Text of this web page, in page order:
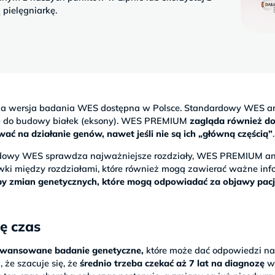
wersja badania WES dostępna w Polsce. Standardowy WES
budowy białek (eksony). WES PREMIUM zagląda również
na działanie genów, nawet jeśli nie są ich „główną częścią”.
WES sprawdza najważniejsze rozdziały, WES PREMIUM
między rozdziałami, które również mogą zawierać ważne
zmian genetycznych, które mogą odpowiadać za objawy
czas
badanie genetyczne, które może dać odpowiedzi na
że szacuje się, żeśrednio trzeba czekać aż 7 lat na diagnozę w